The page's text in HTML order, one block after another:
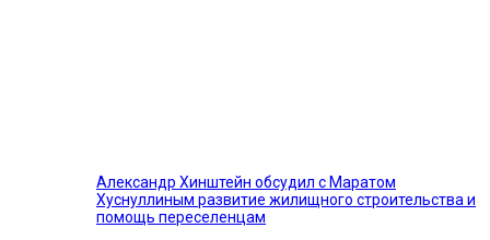
Александр Хинштейн обсудил с Маратом
Хуснуллиным развитие жилищного строительства и
помощь переселенцам